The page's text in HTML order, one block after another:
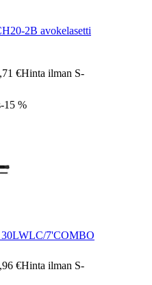
2B avokelasetti
€Hinta ilman S-
-15 %
7'COMBO
€Hinta ilman S-